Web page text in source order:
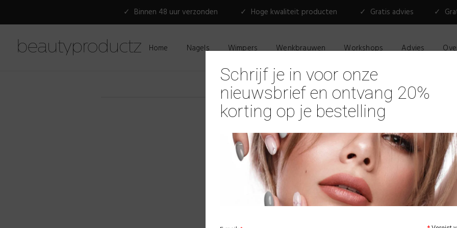
✓ Binnen 48 uur verzonden ✓ Hoge kwaliteit producten ✓ Gratis advies ✓
Home Nagels Wimpers Wenkbrauwen Workshops Advies
Soakz
€39,95
Beschikbaarheid:
Schrijf je in voor onze
nieuwsbrief en ontvang 20%
korting op je bestelling